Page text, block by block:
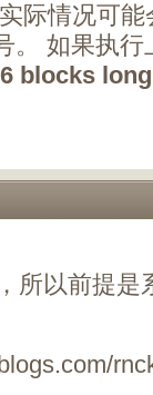
际情况可
。 如果执
blocks
所以前提是